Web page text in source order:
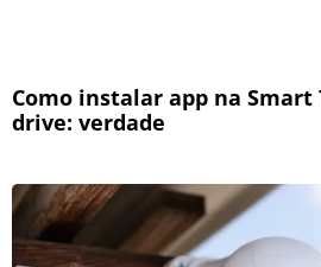
Como instalar app na Smart
drive: verdade